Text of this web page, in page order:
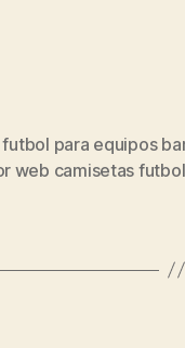
para equipos
web camisetas futbol